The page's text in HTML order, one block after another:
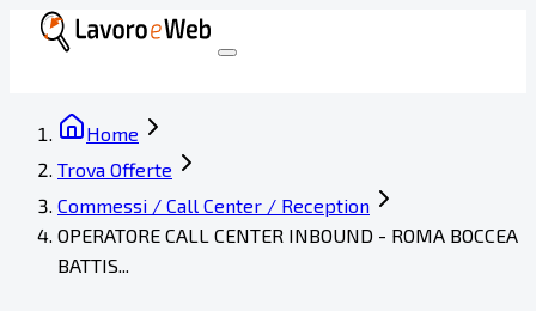
Home
Trova Offerte
Commessi / Call Center / Reception
OPERATORE CALL CENTER INBOUND - ROMA BOCCEA
BATTIS...